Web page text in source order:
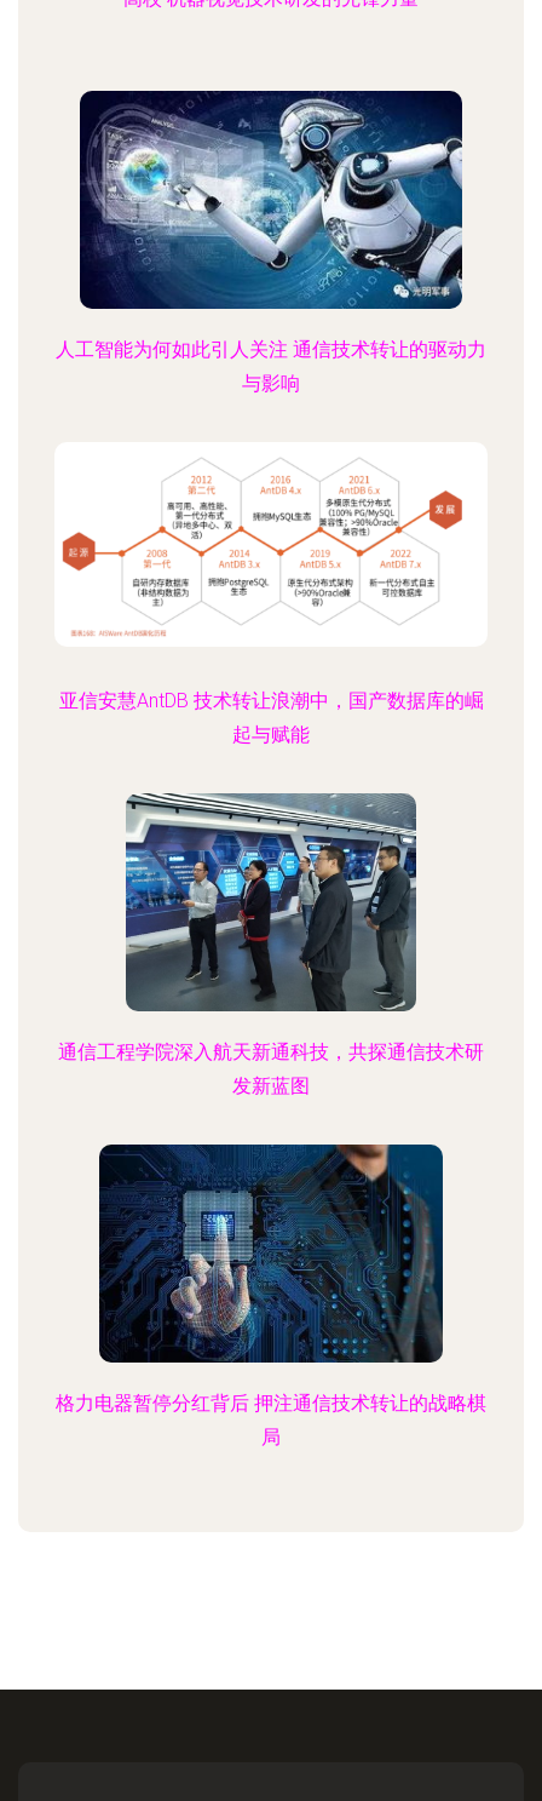
人工智能为何如此引人关注 通信技术转让的驱动力
与影响
亚信安慧AntDB 技术转让浪潮中，国产数据库的崛
起与赋能
通信工程学院深入航天新通科技，共探通信技术研
发新蓝图
格力电器暂停分红背后 押注通信技术转让的战略棋
局